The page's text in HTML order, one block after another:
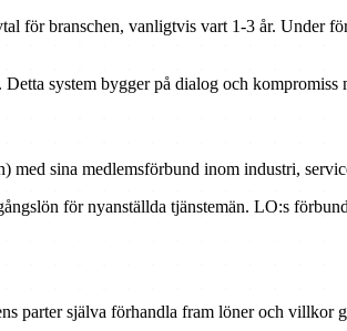
för branschen, vanligtvis vart 1-3 år. Under
system bygger på dialog och kompromiss
sina medlemsförbund inom industri,
för nyanställda tjänstemän. LO:s
parter själva förhandla fram löner och villkor